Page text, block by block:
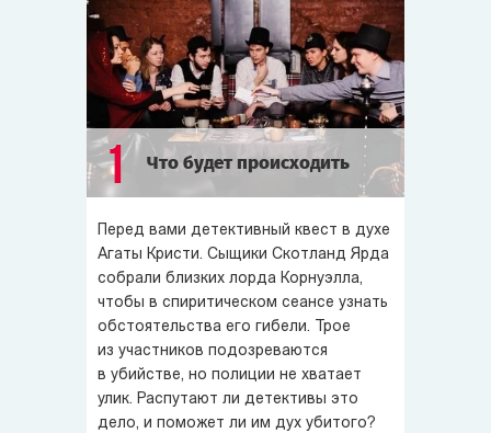
арестовать троих подозреваемых. Однако не хватает
важных деталей этого преступления, чтобы обвинить
кого-то одного. Именно эти детали и хочет узнать
у убитого лорда через медиума детектив Майлз.
Все подозреваемые, детектив Майлз, а также
некоторые заинтересованные лица приглашены
на спиритический сеанс в салон Пуатье...
В этой игре вам предстоит вызвать дух покойного
лорда и пообщаться с ним, защитить родственника
от клеветы и выяснить шокирующие подробности жизни
своего друга, вместе с детективом допросить всех
подозреваемых, сложить воедино все детали и,
наконец, указать на убийцу лорда Корнуэлла. Если,
конечно, убийца — не вы...
1 Что будет происходить
Перед вами детективный квест в духе
Агаты Кристи. Сыщики Скотланд Ярда
собрали близких лорда Корнуэлла,
чтобы в спиритическом сеансе узнать
обстоятельства его гибели. Трое
из участников подозреваются
в убийстве, но полиции не хватает
улик. Распутают ли детективы это
дело, и поможет ли им дух убитого?